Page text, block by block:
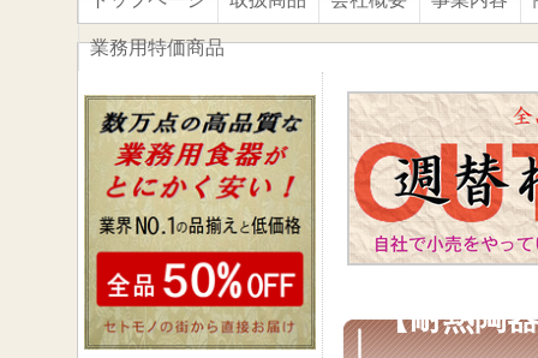
業務用特価商品
【耐熱陶